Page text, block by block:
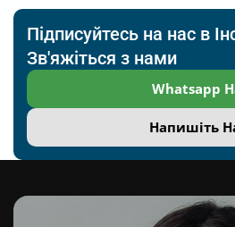
Підписуйтесь на нас в
Зв'яжіться з нами
Whatsapp
Напишіть